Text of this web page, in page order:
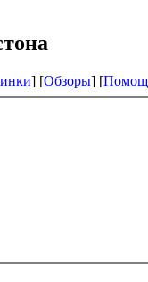
] [Обзоры] [